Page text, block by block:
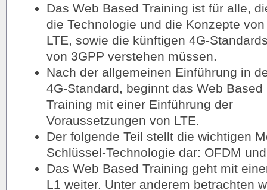
Das Web Based Training ist für alle,
die Technologie und die Konzepte von
LTE, sowie die künftigen 4G-
von 3GPP verstehen müssen.
Nach der allgemeinen Einführung in
4G-Standard, beginnt das Web Based
Training mit einer Einführung der
Voraussetzungen von LTE.
Der folgende Teil stellt die wichtigen
Schlüssel-Technologie dar: OFDM
Das Web Based Training geht mit
L1 weiter. Unter anderem betrachten